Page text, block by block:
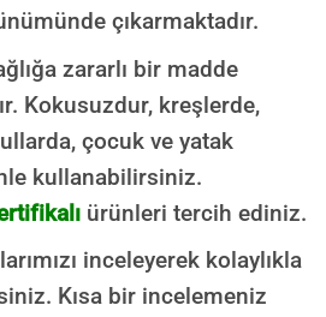
çıkarmaktadır.
zararlı bir madde
Kokusuzdur, kreşlerde,
çocuk ve yatak
kullanabilirsiniz.
ürünleri tercih ediniz.
inceleyerek kolaylıkla
Kısa bir incelemeniz